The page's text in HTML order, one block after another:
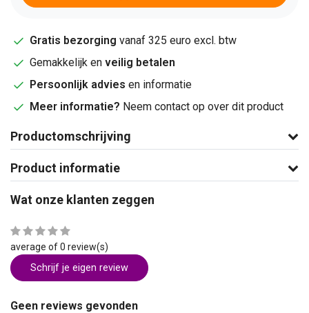
Gratis bezorging vanaf 325 euro excl. btw
Gemakkelijk en veilig betalen
Persoonlijk advies en informatie
Meer informatie? Neem contact op over dit product
Productomschrijving
Product informatie
Wat onze klanten zeggen
average of 0 review(s)
Schrijf je eigen review
Geen reviews gevonden